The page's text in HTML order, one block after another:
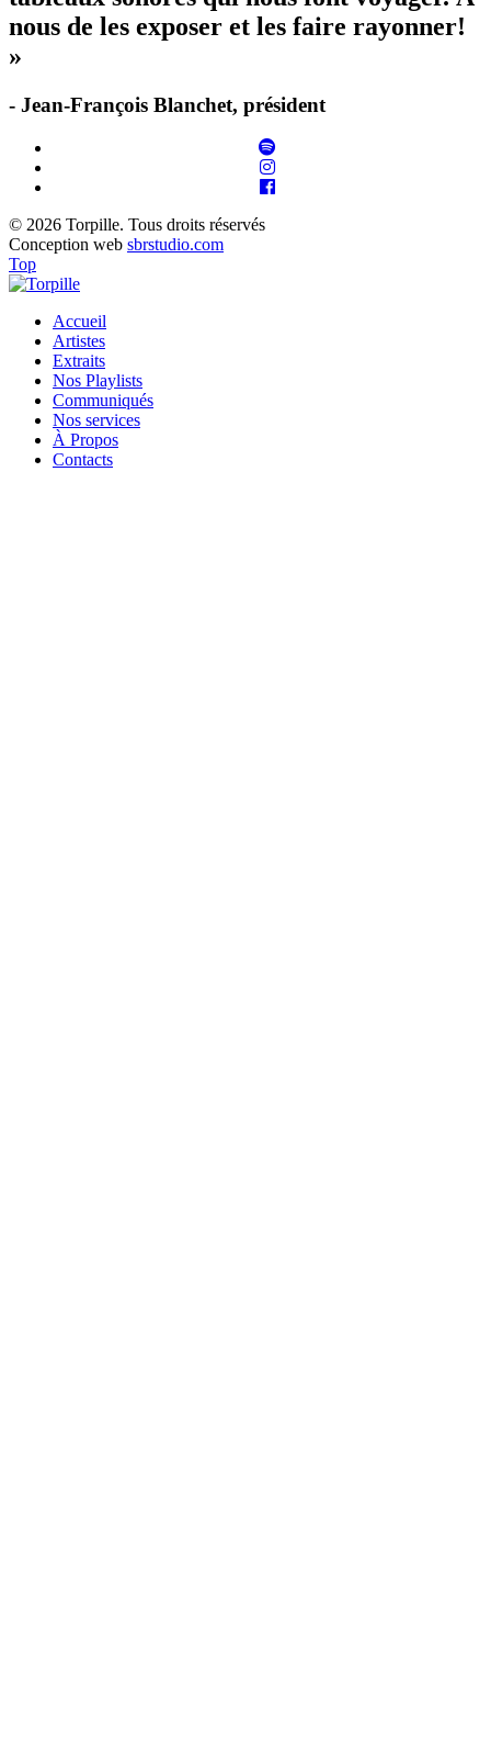
nous de les exposer et les faire rayonner!
»
- Jean-François Blanchet, président
© 2026 Torpille. Tous droits réservés
Conception web sbrstudio.com
Top
Accueil
Artistes
Extraits
Nos Playlists
Communiqués
Nos services
À Propos
Contacts